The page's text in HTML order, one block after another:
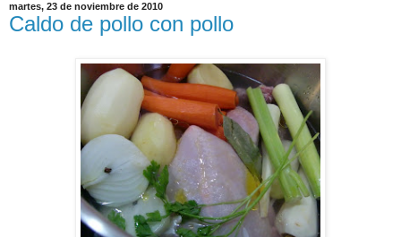
martes, 23 de noviembre de 2010
Caldo de pollo con pollo